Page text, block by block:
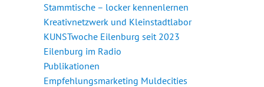
Stammtische – locker kennenlernen
Kreativnetzwerk und Kleinstadtlabor
KUNSTwoche Eilenburg seit 2023
Eilenburg im Radio
Publikationen
Empfehlungsmarketing Muldecities